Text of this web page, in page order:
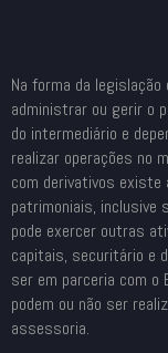
Na forma da
administrar ou gerir o
do intermediário e
realizar operações no
com derivativos existe
patrimoniais, inclusive
pode exercer outras
capitais, securitário e
ser em parceria com o
podem ou não ser
assessoria.